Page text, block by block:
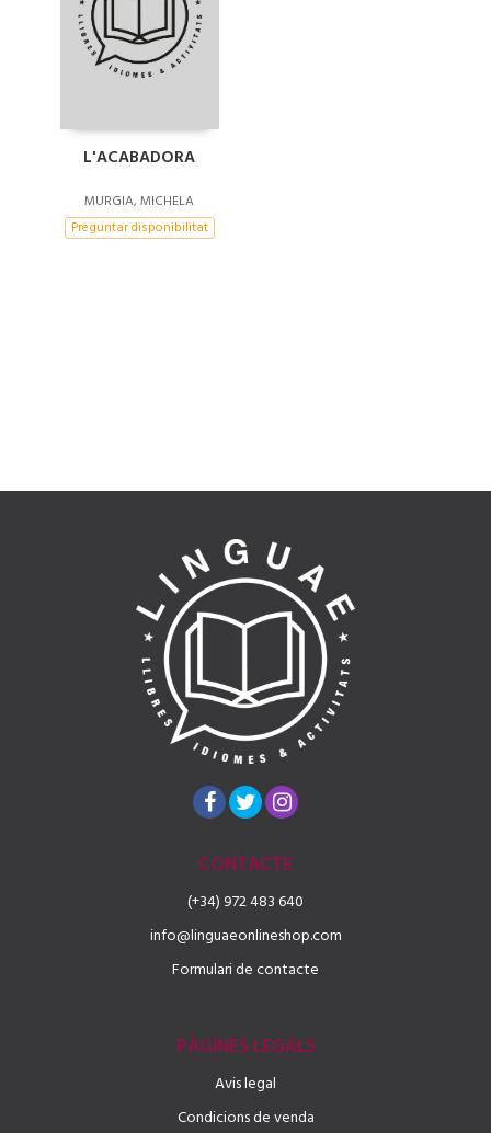
L'ACABADORA
MURGIA, MICHELA
Preguntar disponibilitat
CONTACTE
(+34) 972 483 640
info@linguaeonlineshop.com
Formulari de contacte
PÀGINES LEGALS
Avis legal
Condicions de venda